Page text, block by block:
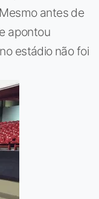
antes de
apontou
estádio não foi